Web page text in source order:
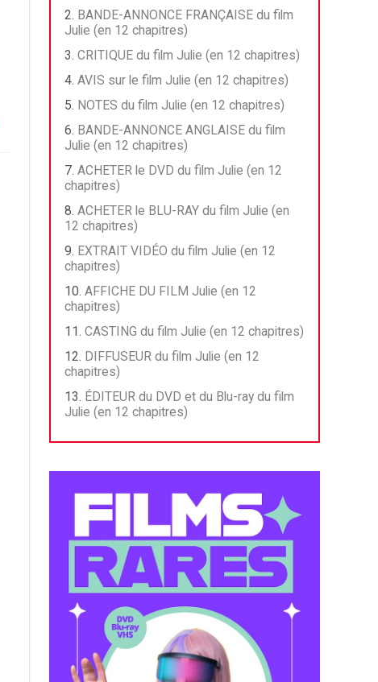
BANDE-ANNONCE FRANÇAISE du film
Julie (en 12 chapitres)
CRITIQUE du film Julie (en 12 chapitres)
AVIS sur le film Julie (en 12 chapitres)
NOTES du film Julie (en 12 chapitres)
BANDE-ANNONCE ANGLAISE du film
Julie (en 12 chapitres)
ACHETER le DVD du film Julie (en 12
chapitres)
ACHETER le BLU-RAY du film Julie (en
12 chapitres)
EXTRAIT VIDÉO du film Julie (en 12
chapitres)
AFFICHE DU FILM Julie (en 12
chapitres)
CASTING du film Julie (en 12 chapitres)
DIFFUSEUR du film Julie (en 12
chapitres)
ÉDITEUR du DVD et du Blu-ray du film
Julie (en 12 chapitres)